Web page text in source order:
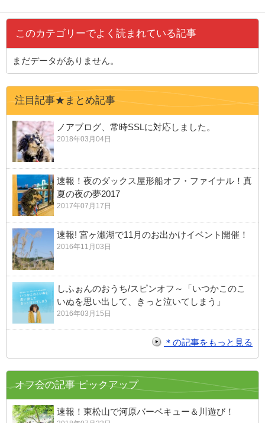
このカテゴリーでよく読まれている記事
まだデータがありません。
注目記事★まとめ記事
ノアブログ、常時SSLに対応しました。
2018年03月04日
速報！夜のダックス屋形船オフ・ファイナル！真
夏の夜の夢2017
2017年07月17日
速報! 宮ヶ瀬湖で11月のお出かけイベント開催！
2016年11月03日
しふぉんのおうち/スピンオフ～「いつかこのこ
いぬを思い出して、きっと泣いてしまう」
2016年03月15日
＊の記事をもっと見る
オフ会の記事 ピックアップ
速報！東松山で河原バーベキュー＆川遊び！